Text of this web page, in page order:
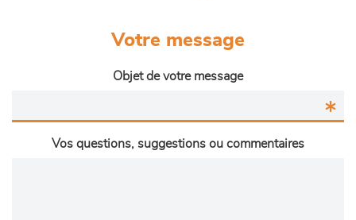
Votre message
Objet de votre message
Vos questions, suggestions ou commentaires